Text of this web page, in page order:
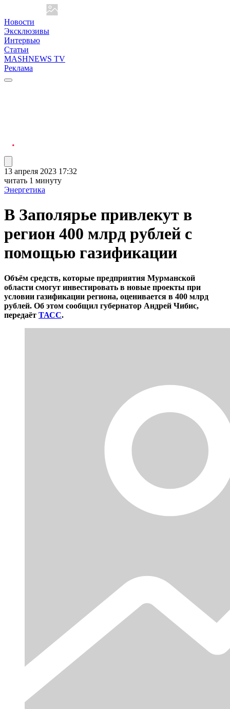
Новости
Эксклюзивы
Интервью
Статьи
MASHNEWS TV
Реклама
13 апреля 2023 17:32
читать 1 минуту
Энергетика
В Заполярье привлекут в
регион 400 млрд рублей с
помощью газификации
Объём средств, которые предприятия Мурманской
области смогут инвестировать в новые проекты при
условии газификации региона, оценивается в 400 млрд
рублей. Об этом сообщил губернатор Андрей Чибис,
передаёт ТАСС.